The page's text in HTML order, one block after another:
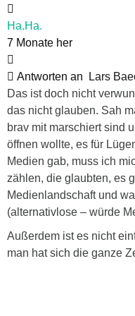
Ha.Ha.
7 Monate her
Antworten an
Lars
Das ist doch nicht
das nicht glauben. Sah
brav mit marschiert sind
öffnen wollte, es für
Medien gab, muss ich
zählen, die glaubten, es
Medienlandschaft und
(alternativlose – würde
Außerdem ist es nicht
man hat sich die ganze